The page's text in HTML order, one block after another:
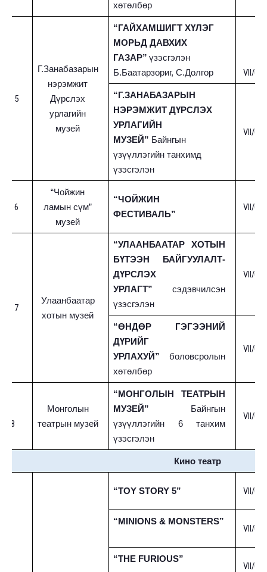
хөтөлбөр
5
Г.Занабазарын
нэрэмжит
Дүрслэх
урлагийн
музей
“ГАЙХАМШИГТ ХҮЛЭГ
МОРЬД ДАВХИХ
ГАЗАР” үзэсгэлэн
Б.Баатарзориг, С.Долгор
VII/01-
“Г.ЗАНАБАЗАРЫН
НЭРЭМЖИТ ДҮРСЛЭХ
УРЛАГИЙН
МУЗЕЙ” Байнгын
үзүүллэгийн танхимд
үзэсгэлэн
VII/01-
6
“Чойжин
ламын сүм”
музей
“ЧОЙЖИН
ФЕСТИВАЛЬ”
VII/06-
7
Улаанбаатар
хотын музей
“УЛААНБААТАР ХОТЫН
БҮТЭЭН БАЙГУУЛАЛТ-
ДҮРСЛЭХ
УРЛАГТ”
сэдэвчилсэн
үзэсгэлэн
VII/01-
“ӨНДӨР ГЭГЭЭНИЙ
ДҮРИЙГ
УРЛАХУЙ”
боловсролын
хөтөлбөр
VII/01-
8
Монголын
театрын музей
“МОНГОЛЫН ТЕАТРЫН
МУЗЕЙ”
Байнгын
үзүүллэгийн 6 танхим
үзэсгэлэн
VII/01-
Кино театр
“TOY STORY 5” VII/01-
“MINIONS & MONSTERS”
VII/01-
“THE FURIOUS”
VII/01-